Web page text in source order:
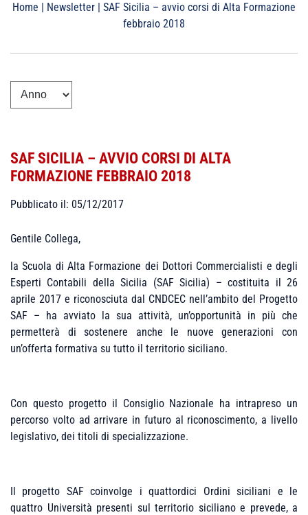
Home | Newsletter | SAF Sicilia – avvio corsi di Alta Formazione
febbraio 2018
SAF SICILIA – AVVIO CORSI DI ALTA
FORMAZIONE FEBBRAIO 2018
Pubblicato il: 05/12/2017
Gentile Collega,
la Scuola di Alta Formazione dei Dottori Commercialisti e degli
Esperti Contabili della Sicilia (SAF Sicilia) – costituita il 26
aprile 2017 e riconosciuta dal CNDCEC nell’ambito del Progetto
SAF – ha avviato la sua attività, un’opportunità in più che
permetterà di sostenere anche le nuove generazioni con
un’offerta formativa su tutto il territorio siciliano.
Con questo progetto il Consiglio Nazionale ha intrapreso un
percorso volto ad arrivare in futuro al riconoscimento, a livello
legislativo, dei titoli di specializzazione.
Il progetto SAF coinvolge i quattordici Ordini siciliani e le
quattro Università presenti sul territorio siciliano e prevede, a